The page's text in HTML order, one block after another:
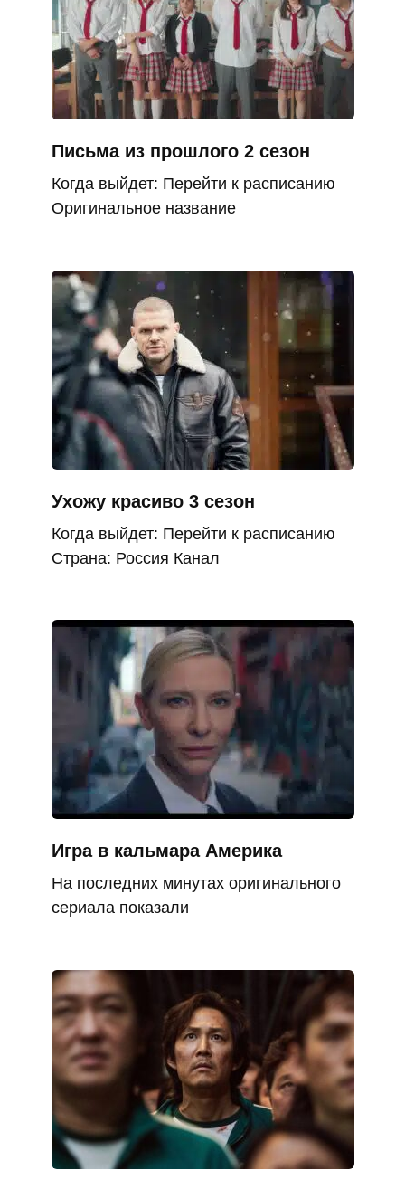
Письма из прошлого 2 сезон
Когда выйдет: Перейти к расписанию
Оригинальное название
Ухожу красиво 3 сезон
Когда выйдет: Перейти к расписанию
Страна: Россия Канал
Игра в кальмара Америка
На последних минутах оригинального
сериала показали